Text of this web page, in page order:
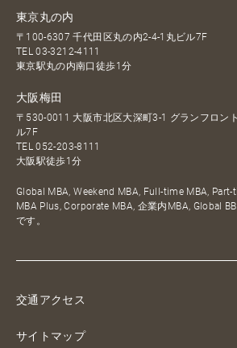
東京丸の内
〒100-6307 千代田区丸の内2-4-1丸ビル7F
TEL03-3212-4111
東京駅丸の内南口徒歩1分
大阪梅田
〒530-0011 大阪市北区大深町3-1 グランフロン
ル7F
TEL052-203-8111
大阪駅徒歩1分
Global MBA, Weekend MBA, Full-time MBA, Part-
MBA Plus, Corporate MBA, 企業内MBA, Global
です。
交通アクセス
サイトマップ